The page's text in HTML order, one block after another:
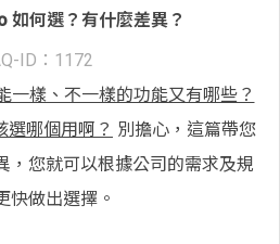
如何選？有什麼差異？
ID：1172
一樣、不一樣的功能又有哪些？
選哪個用啊？ 別擔心，這篇帶您
，您就可以根據公司的需求及規
快做出選擇。